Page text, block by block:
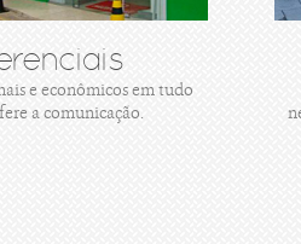
e econômicos em tudo
a comunicação.